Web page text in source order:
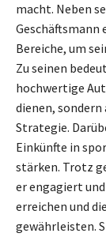
macht. Neben
Bereiche, um
Zu seinen
hochwertige
dienen,
Strategie.
Einkünfte in
stärken. Trotz
er engagiert
erreichen und
gewährleisten.